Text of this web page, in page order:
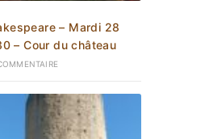
– Mardi 28
– Cour du château